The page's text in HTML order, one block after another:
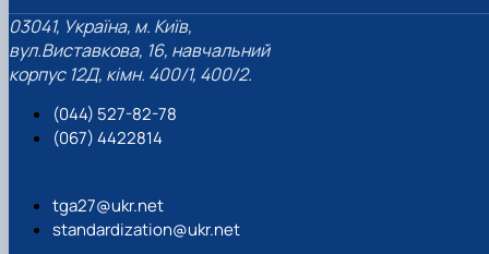
03041, Україна, м. Київ,
вул.Виставкова, 16, навчальний
корпус 12Д, кімн. 400/1, 400/2.
(044) 527-82-78
(067) 4422814
tga27@ukr.net
standardization@ukr.net